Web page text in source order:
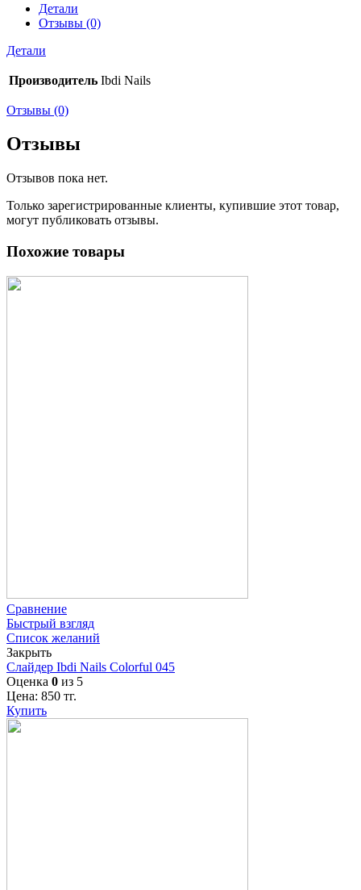
Детали
Отзывы (0)
Детали
Производитель Ibdi Nails
Отзывы (0)
Отзывы
Отзывов пока нет.
Только зарегистрированные клиенты, купившие этот товар,
могут публиковать отзывы.
Похожие товары
Сравнение
Быстрый взгляд
Список желаний
Закрыть
Слайдер Ibdi Nails Colorful 045
Оценка 0 из 5
Цена: 850 тг.
Купить